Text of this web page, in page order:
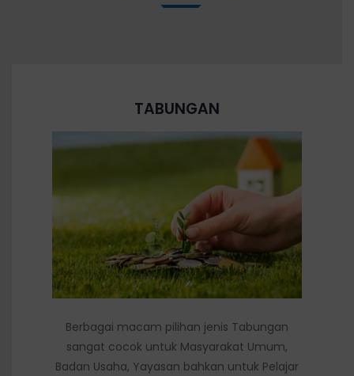
TABUNGAN
Berbagai macam pilihan jenis Tabungan
sangat cocok untuk Masyarakat Umum,
Badan Usaha, Yayasan bahkan untuk Pelajar